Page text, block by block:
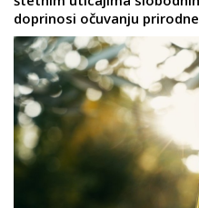
doprinosi očuvanju